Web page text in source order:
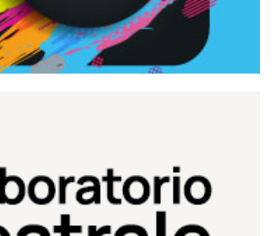
di teatro del Teatro Eduardo de Filippo
Continua